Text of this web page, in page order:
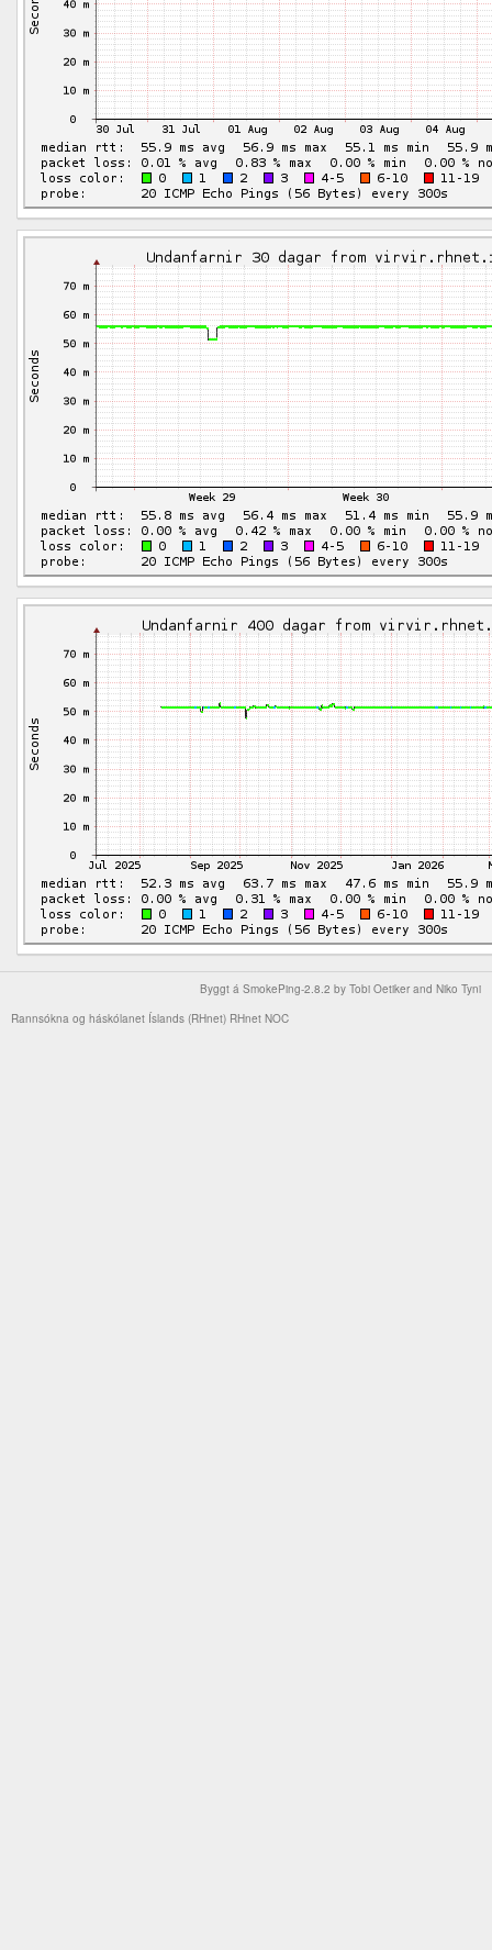
Byggt á SmokePing-2.8.2 by Tobi Oetiker and Niko Tyni
Rannsókna og háskólanet Íslands (RHnet) RHnet NOC